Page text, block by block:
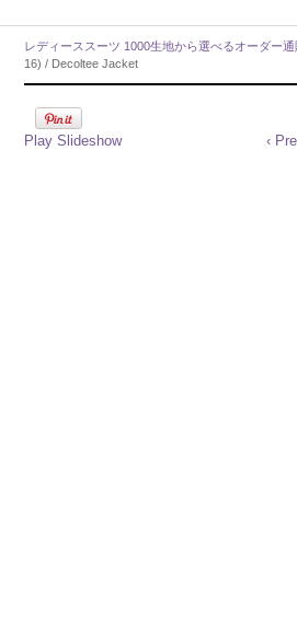
レディーススーツ 1000生地から選べるオーダー通
16) / Decoltee Jacket
Play Slideshow ‹